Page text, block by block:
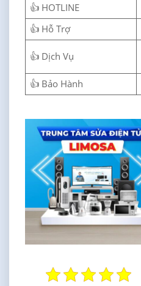
👍 HOTLINE
👍 Hỗ Trợ
👍 Dịch Vụ
👍 Bảo Hành